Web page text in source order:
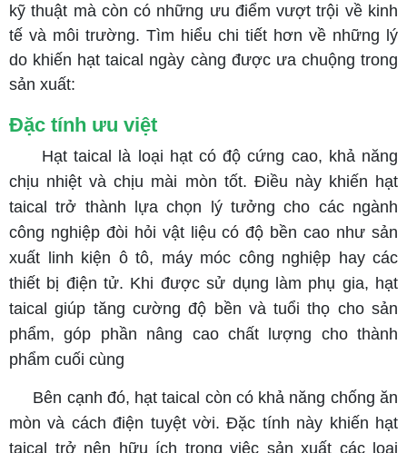
kỹ thuật mà còn có những ưu điểm vượt trội về kinh
tế và môi trường. Tìm hiểu chi tiết hơn về những lý
do khiến hạt taical ngày càng được ưa chuộng trong
sản xuất:
Đặc tính ưu việt
Hạt taical là loại hạt có độ cứng cao, khả năng
chịu nhiệt và chịu mài mòn tốt. Điều này khiến hạt
taical trở thành lựa chọn lý tưởng cho các ngành
công nghiệp đòi hỏi vật liệu có độ bền cao như sản
xuất linh kiện ô tô, máy móc công nghiệp hay các
thiết bị điện tử. Khi được sử dụng làm phụ gia, hạt
taical giúp tăng cường độ bền và tuổi thọ cho sản
phẩm, góp phần nâng cao chất lượng cho thành
phẩm cuối cùng
Bên cạnh đó, hạt taical còn có khả năng chống ăn
mòn và cách điện tuyệt vời. Đặc tính này khiến hạt
taical trở nên hữu ích trong việc sản xuất các loại